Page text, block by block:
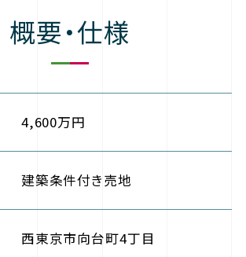
概要・仕様
4,600万円
建築条件付き売地
西東京市向台町4丁目